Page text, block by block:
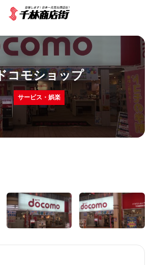
ドコモショップ
サービス・娯楽